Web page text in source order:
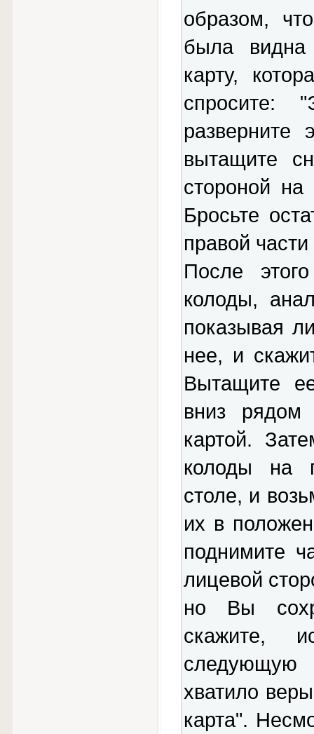
образом,
была видна
карту,
спросите:
вытащите
стороной
Бросьте
правой
После
колоды,
показывая
нее, и
Вытащите
вниз
картой.
колоды на
столе, и
их в
поднимите
лицевой
но Вы
скажите,
следующую
хватило
карта".